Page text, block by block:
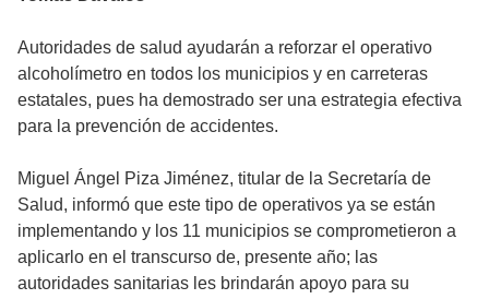
Autoridades de salud ayudarán a reforzar el operativo
alcoholímetro en todos los municipios y en carreteras
estatales, pues ha demostrado ser una estrategia efectiva
para la prevención de accidentes.
Miguel Ángel Piza Jiménez, titular de la Secretaría de
Salud, informó que este tipo de operativos ya se están
implementando y los 11 municipios se comprometieron a
aplicarlo en el transcurso de, presente año; las
autoridades sanitarias les brindarán apoyo para su